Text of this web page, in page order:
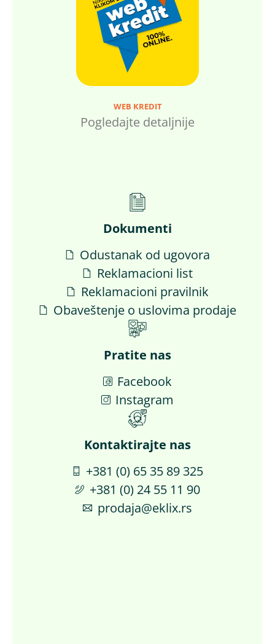
WEB KREDIT
Pogledajte detaljnije
Dokumenti
Odustanak od ugovora
Reklamacioni list
Reklamacioni pravilnik
Obaveštenje o uslovima prodaje
Pratite nas
Facebook
Instagram
Kontaktirajte nas​
+381 (0) 65 35 89 325
+381 (0) 24 55 11 90
prodaja@eklix.rs